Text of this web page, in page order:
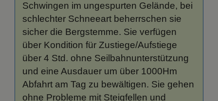
Schwingen im ungespurten Gelände, bei
schlechter Schneeart beherrschen sie
sicher die Bergstemme. Sie verfügen
über Kondition für Zustiege/Aufstiege
über 4 Std. ohne Seilbahnunterstützung
und eine Ausdauer um über 1000Hm
Abfahrt am Tag zu bewältigen. Sie gehen
ohne Probleme mit Steigfellen und